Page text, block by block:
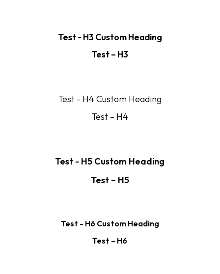
Test - H3 Custom Heading
Test – H3
Test - H4 Custom Heading
Test – H4
Test - H5 Custom Heading
Test – H5
Test - H6 Custom Heading
Test – H6